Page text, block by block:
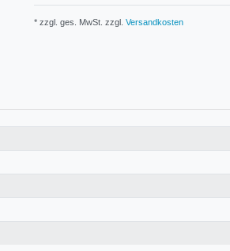
* zzgl. ges. MwSt. zzgl. Versandkosten